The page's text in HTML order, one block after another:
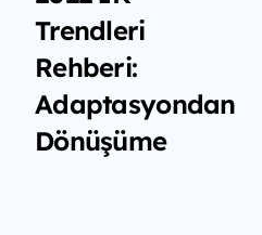
Trendleri
Rehberi:
Adaptasyondan
Dönüşüme